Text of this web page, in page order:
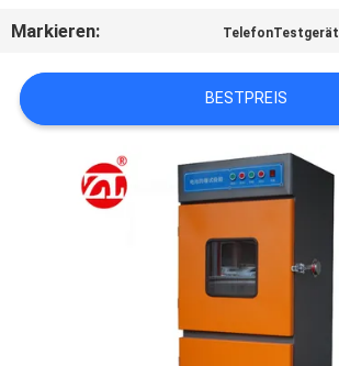
VERBINDUNG
NACHRICHTEN
FORDERN
Markieren: TelefonTestgerät
BESTPREIS